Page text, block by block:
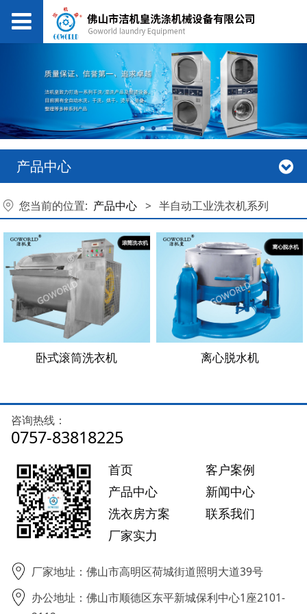
产品中心
您当前的位置: 产品中心 > 半自动工业洗衣机系列
卧式滚筒洗衣机 离心脱水机
咨询热线：
0757-83818225
首页
产品中心
洗衣房方案
厂家实力
客户案例
新闻中心
联系我们
厂家地址：佛山市高明区荷城街道照明大道39号
办公地址：佛山市顺德区东平新城保利中心1座2101-